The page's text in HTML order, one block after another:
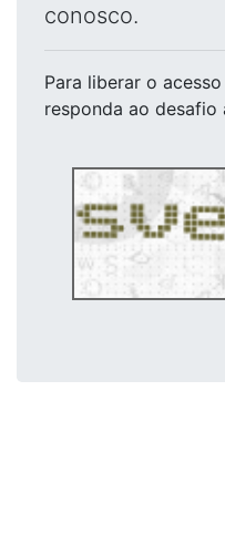
conosco.
Para liberar o acesso
responda ao desafio